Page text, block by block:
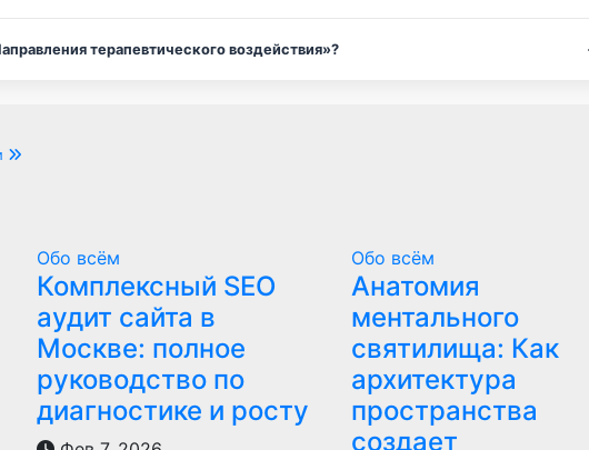
терапевтического воздействия»?
Обо всём
Комплексный SEO
аудит сайта в
Москве: полное
руководство по
диагностике и росту
Обо всём
Анатомия
ментального
святилища: Как
архитектура
пространства
создает